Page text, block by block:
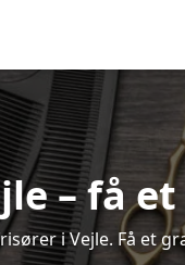
– få
i Vejle. Få et